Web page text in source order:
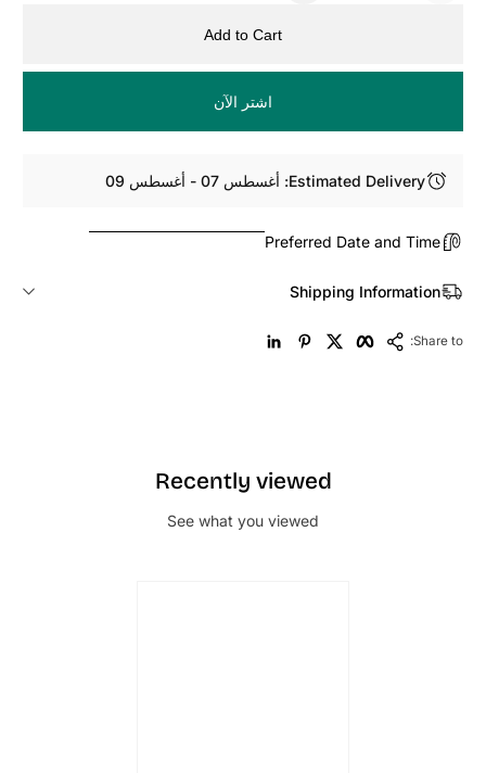
Add to Cart
اشتر الآن
Estimated Delivery: أغسطس 07 - أغسطس 09
Preferred Date and Time
Shipping Information
Share to:
Recently viewed
See what you viewed